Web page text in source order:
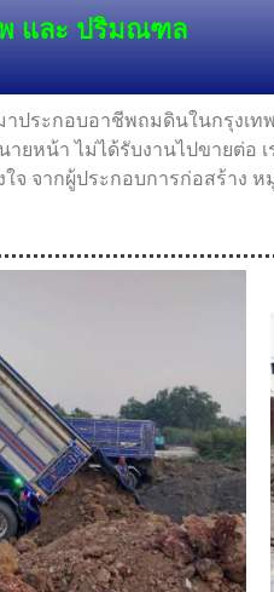
พ และ ปริมณฑล
ระกอบอาชีพถมดินในกรุงเ
น้า ไม่ได้รับงานไปขายต่อ เ
จากผู้ประกอบการก่อสร้าง ห